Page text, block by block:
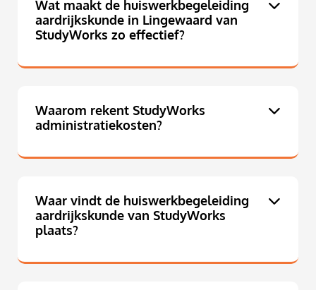
Wat maakt de huiswerkbegeleiding
aardrijkskunde in Lingewaard van
StudyWorks zo effectief?
Waarom rekent StudyWorks
administratiekosten?
Waar vindt de huiswerkbegeleiding
aardrijkskunde van StudyWorks
plaats?